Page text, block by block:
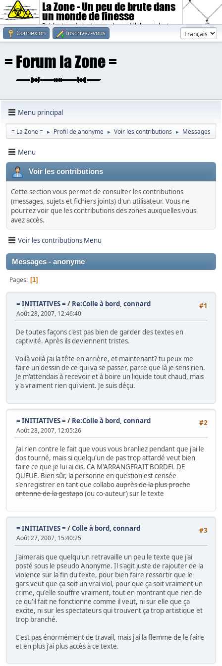
La Zone - Un peu de brute dans
un monde de finesse
Publication de textes sombres, débiles, violents.
Connexion
Inscrivez-vous
Menu principal
= La Zone = ► Profil de anonyme ► Voir les contributions ► Messages
Menu
Voir les contributions
Cette section vous permet de consulter les contributions
(messages, sujets et fichiers joints) d'un utilisateur. Vous ne
pourrez voir que les contributions des zones auxquelles vous
avez accès.
Voir les contributions Menu
Messages - anonyme
Pages 1
#1
= INITIATIVES = / Re:Colle à bord, connard
Août 28, 2007, 12:46:40
De toutes façons c'est pas bien de garder des textes en
captivité. Après ils deviennent tristes.
Voilà voilà j'ai la tête en arrière, et maintenant? tu peux me
faire un dessin de ce qui va se passer, parce que là je sens rien.
Je m'attendais à recevoir et à boire un liquide tout chaud, mais
y'a vraiment rien qui vient. Je suis déçu.
#2
= INITIATIVES = / Re:Colle à bord, connard
Août 28, 2007, 12:05:26
j'ai rien contre le fait que vous vous branliez pendant que j'ai le
dos tourné, mais si quelqu'un de pas trop attardé veut bien
faire ce que je lui ai dis, CA M'ARRANGERAIT BORDEL DE
QUEUE. Bien sûr, la personne en question est censée
s'enregistrer en tant que collaboauprès de la plus proche
antenne de la gestapo(ou co-auteur) sur le texte
#3
= INITIATIVES = /Colle à bord, connard
Août 27, 2007, 15:40:25
J'aimerais que quelqu'un retravaille un peu le texte que j'ai
posté sous le pseudo Anonyme. Il s'agit juste de rajouter de la
violence sur la fin du texte, pour bien faire ressortir que le
gars veut que ça soit un vrai viol, pour que ça soit vraiment un
crime, qu'elle souffre vraiment, tout en montrant que rien de
ce qu'il fait ne fonctionne comme il veut, ni sur elle que ça
excite, ni sur les spectateurs qui trouvent ça trop artistique et
trop branché.
C'est pas énormément de travail, mais j'ai la flemme de le faire
et en plus j'ai plus accès à ce texte.